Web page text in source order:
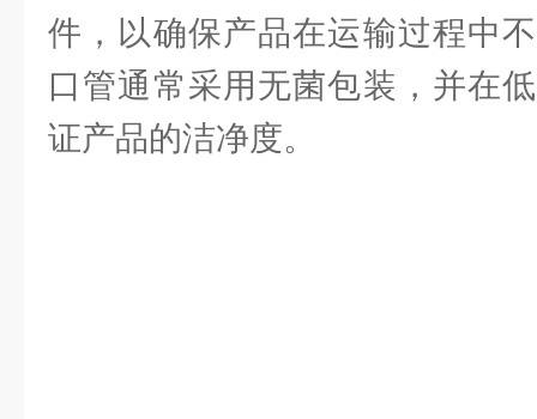
件，以确保产品在运输过程中
口管通常采用无菌包装，并在
证产品的洁净度。